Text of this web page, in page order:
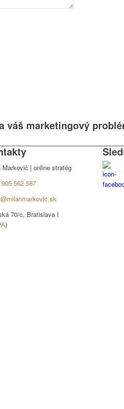
váš marketingový
Markovič | online stratég
562 587
70/c, Bratislava I
)